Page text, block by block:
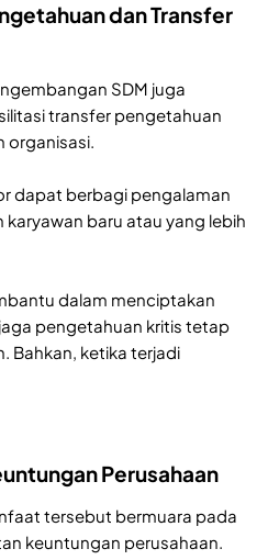
dan Transfer
SDM juga
transfer pengetahuan
organisasi.
dapat berbagi pengalaman
baru atau yang lebih
dalam menciptakan
pengetahuan kritis tetap
Bahkan, ketika terjadi
Perusahaan
tersebut bermuara pada
keuntungan perusahaan.